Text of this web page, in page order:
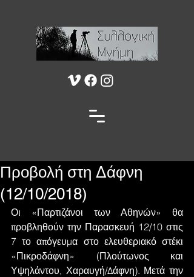
Προβολή στη Δάφνη
(12/10/2018)
Οι «Παρτιζάνοι των Αθηνών» θα
προβληθούν την Παρασκευή 12/10 στις
7 το απόγευμα στο ελευθεριακό στέκι
«Πικροδάφνη» (Πλούτωνος και
Υψηλάντου, Χαραυγή/Δάφνη). Μετά την